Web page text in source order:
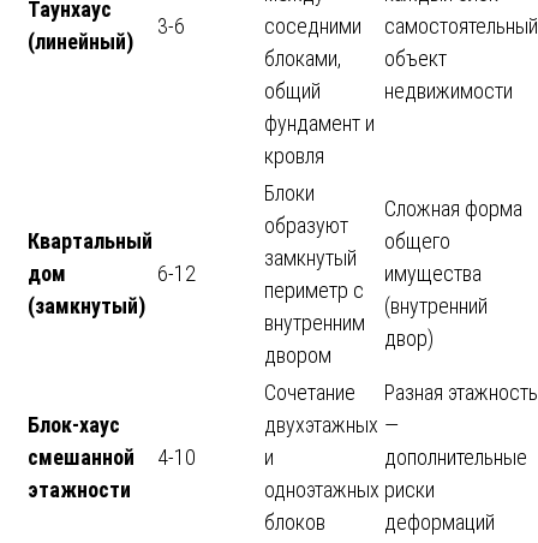
Таунхаус
(линейный)
3-6
соседними
блоками,
общий
фундамент и
кровля
самостоятельный
объект
недвижимости
Квартальный
дом
(замкнутый)
6-12
Блоки
образуют
замкнутый
периметр с
внутренним
двором
Сложная форма
общего
имущества
(внутренний
двор)
Блок-хаус
смешанной
этажности
4-10
Сочетание
двухэтажных
и
одноэтажных
блоков
Разная этажность
—
дополнительные
риски
деформаций